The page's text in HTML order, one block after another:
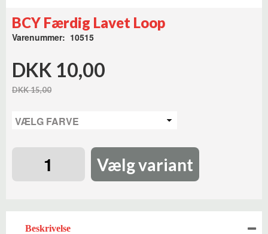
BCY Færdig Lavet Loop
Varenummer: 10515
DKK 10,00
DKK 15,00
Vælg variant
Beskrivelse